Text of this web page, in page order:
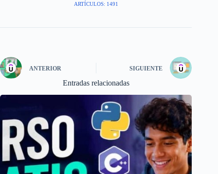
ARTÍCULOS: 1491
ANTERIOR SIGUIENTE
Entradas relacionadas